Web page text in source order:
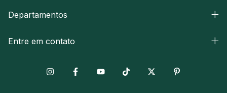
Departamentos
Entre em contato